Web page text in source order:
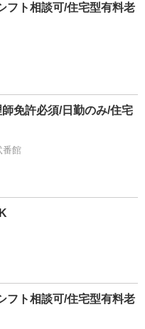
フト相談可/住宅型有料老
免許必須/日勤のみ/住宅
番館
フト相談可/住宅型有料老